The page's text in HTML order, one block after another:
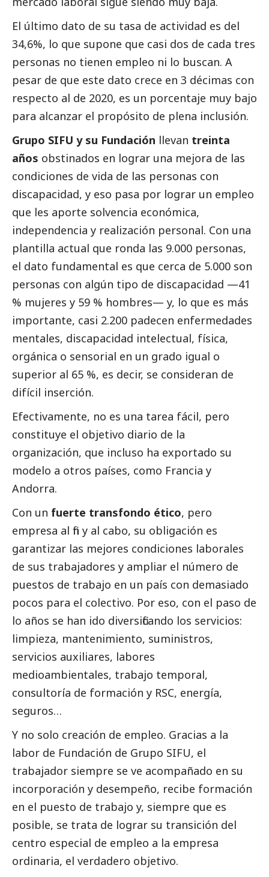
El último dato de su tasa de actividad es del
34,6%, lo que supone que casi dos de cada tres
personas no tienen empleo ni lo buscan. A
pesar de que este dato crece en 3 décimas con
respecto al de 2020, es un porcentaje muy bajo
para alcanzar el propósito de plena inclusión.
Grupo SIFU y su Fundación llevan treinta
años obstinados en lograr una mejora de las
condiciones de vida de las personas con
discapacidad, y eso pasa por lograr un empleo
que les aporte solvencia económica,
independencia y realización personal. Con una
plantilla actual que ronda las 9.000 personas,
el dato fundamental es que cerca de 5.000 son
personas con algún tipo de discapacidad —41
% mujeres y 59 % hombres— y, lo que es más
importante, casi 2.200 padecen enfermedades
mentales, discapacidad intelectual, física,
orgánica o sensorial en un grado igual o
superior al 65 %, es decir, se consideran de
difícil inserción.
Efectivamente, no es una tarea fácil, pero
constituye el objetivo diario de la
organización, que incluso ha exportado su
modelo a otros países, como Francia y
Andorra.
Con un fuerte transfondo ético, pero
empresa al fin y al cabo, su obligación es
garantizar las mejores condiciones laborales
de sus trabajadores y ampliar el número de
puestos de trabajo en un país con demasiado
pocos para el colectivo. Por eso, con el paso de
lo años se han ido diversificando los servicios:
limpieza, mantenimiento, suministros,
servicios auxiliares, labores
medioambientales, trabajo temporal,
consultoría de formación y RSC, energía,
seguros…
Y no solo creación de empleo. Gracias a la
labor de Fundación de Grupo SIFU, el
trabajador siempre se ve acompañado en su
incorporación y desempeño, recibe formación
en el puesto de trabajo y, siempre que es
posible, se trata de lograr su transición del
centro especial de empleo a la empresa
ordinaria, el verdadero objetivo.